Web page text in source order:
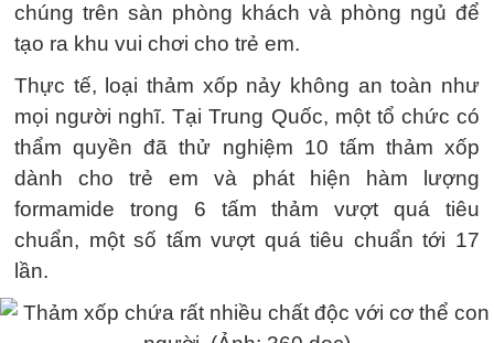
chúng trên sàn phòng khách và phòng ngủ để
tạo ra khu vui chơi cho trẻ em.
Thực tế, loại thảm xốp nảy không an toàn như
mọi người nghĩ. Tại Trung Quốc, một tổ chức có
thẩm quyền đã thử nghiệm 10 tấm thảm xốp
dành cho trẻ em và phát hiện hàm lượng
formamide trong 6 tấm thảm vượt quá tiêu
chuẩn, một số tấm vượt quá tiêu chuẩn tới 17
lần.